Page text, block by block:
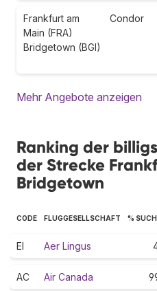
Frankfurt am
Main (FRA)
Bridgetown (BGI)
Condor
Mehr Angebote anzeigen
Ranking der
der Strecke
Bridgetown
CODE FLUGGESELLSCHAFT %
EI Aer Lingus
AC Air Canada